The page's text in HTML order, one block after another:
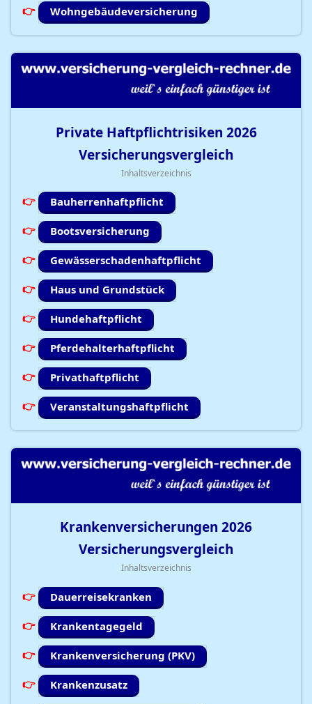
Wohngebäudeversicherung
Private Haftpflichtrisiken 2026
Versicherungsvergleich
Inhaltsverzeichnis
Bauherrenhaftpflicht
Bootsversicherung
Gewässerschadenhaftpflicht
Haus und Grundstück
Hundehaftpflicht
Pferdehalterhaftpflicht
Privathaftpflicht
Veranstaltungshaftpflicht
Krankenversicherungen 2026
Versicherungsvergleich
Inhaltsverzeichnis
Dauerreisekranken
Krankentagegeld
Krankenversicherung (PKV)
Krankenzusatz